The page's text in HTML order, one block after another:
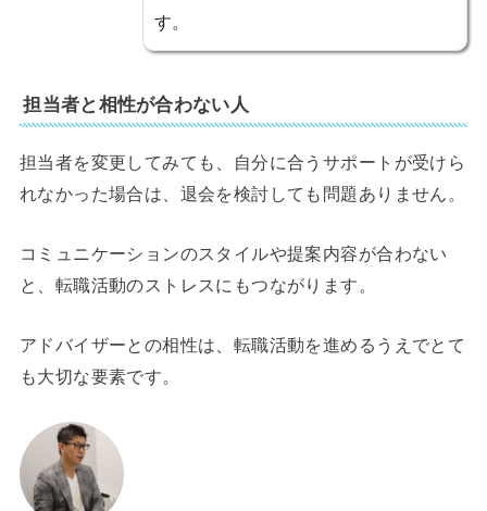
す。
担当者と相性が合わない人
担当者を変更してみても、自分に合うサポートが受けら
れなかった場合は、退会を検討しても問題ありません。
コミュニケーションのスタイルや提案内容が合わない
と、転職活動のストレスにもつながります。
アドバイザーとの相性は、転職活動を進めるうえでとて
も大切な要素です。
取りでモチベ